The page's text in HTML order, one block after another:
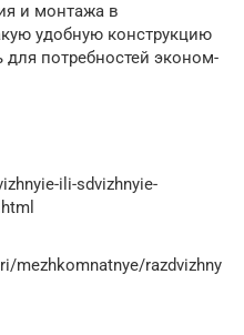
и монтажа в
удобную конструкцию
потребностей эконом-
ili-sdvizhnyie-
mezhkomnatnye/razdvizhny